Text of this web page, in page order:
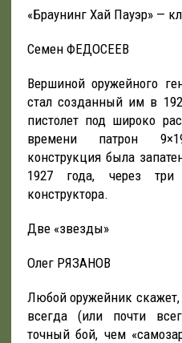
«Браунинг Хай Пауэр» —
Семен ФЕДОСЕЕВ
Вершиной оружейного
стал созданный им в
пистолет под широко
времени патрон
конструкция была
1927 года, через
конструктора.
Две «звезды»
Олег РЯЗАНОВ
Любой оружейник
всегда (или почти
точный бой, чем